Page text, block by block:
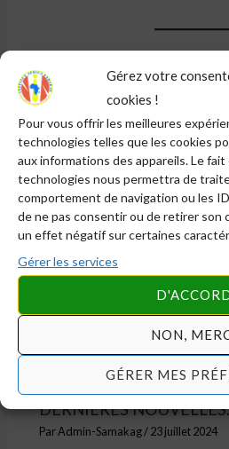
Gérez votre
cookies !
Pour vous offrir les meilleures
technologies telles que les cookies
aux informations des appareils. Le
technologies nous permettra de
comportement de navigation ou les
de ne pas consentir ou de retirer
un effet négatif sur certaines
Gérer les services
NON,
GÉRER MES
blog
←Article précédent
Articles
DERNIERES
ParAdmin-Samakag/23 juillet 2024